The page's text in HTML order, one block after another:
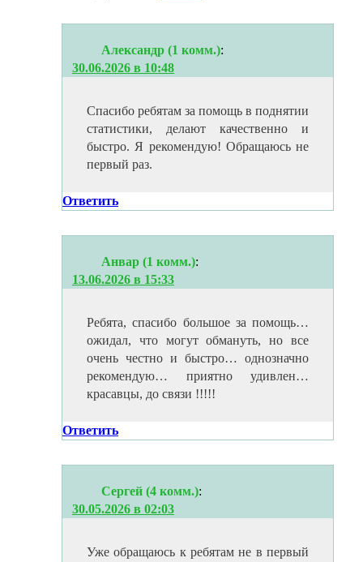
Александр (1 комм.):
30.06.2026 в 10:48
Спасибо ребятам за помощь в поднятии
статистики, делают качественно и
быстро. Я рекомендую! Обращаюсь не
первый раз.
Ответить
Анвар (1 комм.):
13.06.2026 в 15:33
Ребята, спасибо большое за помощь…
ожидал, что могут обмануть, но все
очень честно и быстро… однозначно
рекомендую… приятно удивлен…
красавцы, до связи !!!!!
Ответить
Сергей (4 комм.):
30.05.2026 в 02:03
Уже обращаюсь к ребятам не в первый